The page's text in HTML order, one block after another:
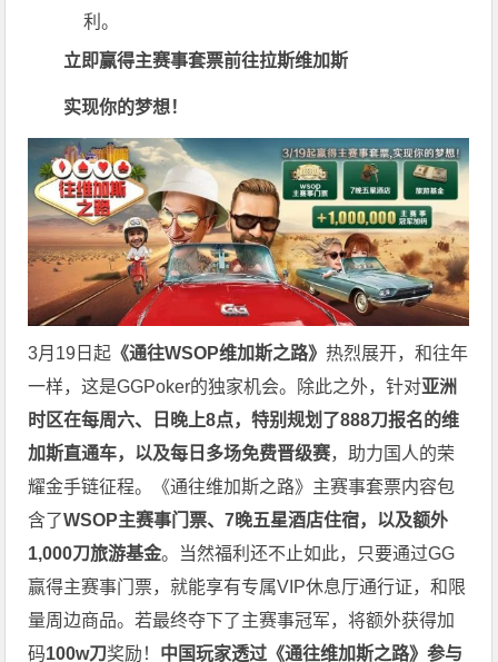
利。
立即赢得主赛事套票前往拉斯维加斯
实现你的梦想！
3月19日起 《通往WSOP维加斯之路》 热烈展开，和往年
一样，这是GGPoker的独家机会。除此之外，针对亚洲
时区在每周六、日晚上8点，特别规划了888刀报名的维
加斯直通车，以及每日多场免费晋级赛，助力国人的荣
耀金手链征程。《通往维加斯之路》主赛事套票内容包
含了WSOP主赛事门票、7晚五星酒店住宿，以及额外
1,000刀旅游基金。当然福利还不止如此，只要通过GG
赢得主赛事门票，就能享有专属VIP休息厅通行证，和限
量周边商品。若最终夺下了主赛事冠军，将额外获得加
码100w刀奖励！ 中国玩家透过《通往维加斯之路》参与